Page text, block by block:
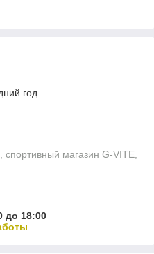
год
магазин G-VITE,
до 18:00